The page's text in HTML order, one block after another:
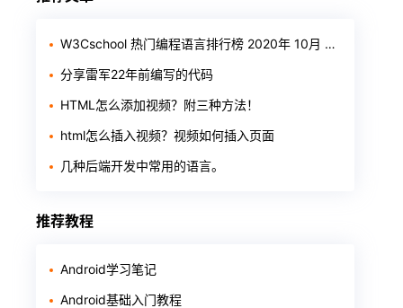
W3Cschool 热门编程语言排行榜 2020年 10月 TOP10
分享雷军22年前编写的代码
HTML怎么添加视频？附三种方法！
html怎么插入视频？视频如何插入页面
几种后端开发中常用的语言。
推荐教程
Android学习笔记
Android基础入门教程